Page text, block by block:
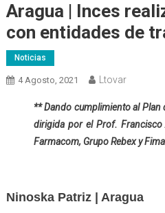
Aragua | Inces
con entidades de
Noticias
4 Agosto, 2021 Ltovar
** Dando cumplimiento al Plan
dirigida por el Prof. Francisco
Farmacom, Grupo Rebex y
Ninoska Patriz | Aragua